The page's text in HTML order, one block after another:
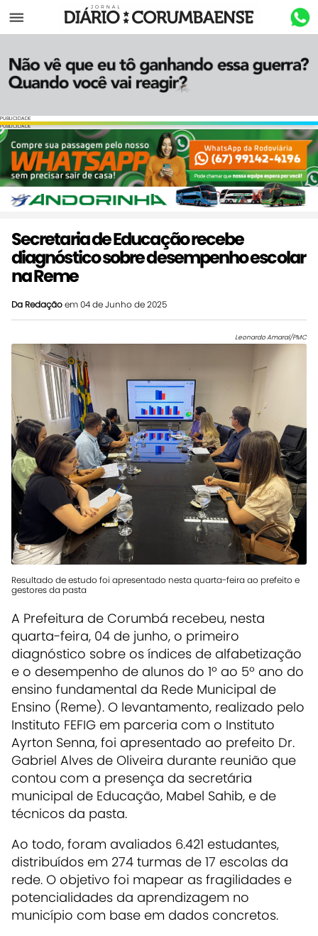
Menu
PUBLICIDADE
PUBLICIDADE
Secretaria de Educação recebe
diagnóstico sobre desempenho escolar
na Reme
Da Redaçãoem 04 de Junho de 2025
Leonardo Amaral/PMC
Resultado de estudo foi apresentado nesta quarta-feira ao prefeito e
gestores da pasta
A Prefeitura de Corumbá recebeu, nesta
quarta-feira, 04 de junho, o primeiro
diagnóstico sobre os índices de alfabetização
e o desempenho de alunos do 1º ao 5º ano do
ensino fundamental da Rede Municipal de
Ensino (Reme). O levantamento, realizado pelo
Instituto FEFIG em parceria com o Instituto
Ayrton Senna, foi apresentado ao prefeito Dr.
Gabriel Alves de Oliveira durante reunião que
contou com a presença da secretária
municipal de Educação, Mabel Sahib, e de
técnicos da pasta.
Ao todo, foram avaliados 6.421 estudantes,
distribuídos em 274 turmas de 17 escolas da
rede. O objetivo foi mapear as fragilidades e
potencialidades da aprendizagem no
município com base em dados concretos.